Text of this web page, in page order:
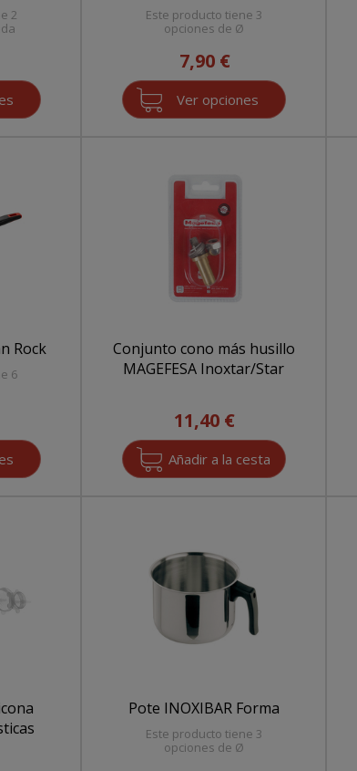
2
Este producto tiene 3
opciones de Ø
7,90 €
Ver opciones
Rock
6
Conjunto cono más husillo
MAGEFESA Inoxtar/Star
11,40 €
Pote INOXIBAR Forma
Este producto tiene 3
opciones de Ø